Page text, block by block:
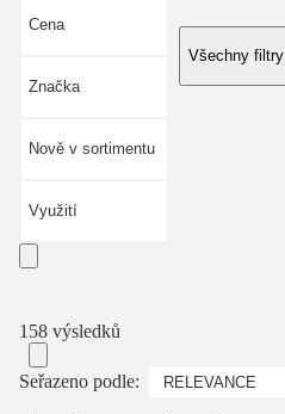
Cena
Značka
Nově v sortimentu
Využití
Všechny filtry
158 výsledků
Seřazeno podle: